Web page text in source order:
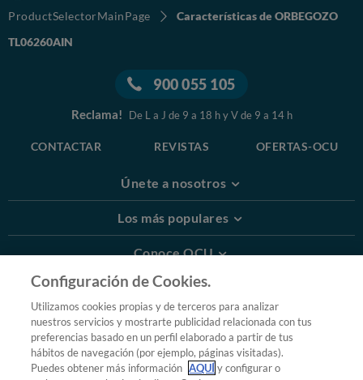
ProductSelectorMainPage
Características de ORBEGOZO
TL06260AIN
900 055 105
Reclama! De L a J de 9 a 18 h y V de 9 a 14 h
CONTACTAR REVISTAS OFERTAS-OCU
Únete a nosotros
Los más populares
Conoce OCU
Más Información
© 2026 OCU
Condiciones generales de contratación de OCU
Política de privacidad
Configuración de Cookies.
Utilizamos cookies propias y de terceros para analizar
nuestros servicios y mostrarte publicidad relacionada con tus
preferencias basado en un perfil elaborado a partir de tus
hábitos de navegación (por ejemplo, páginas visitadas).
Puedes obtener más información AQUÍy configurar o